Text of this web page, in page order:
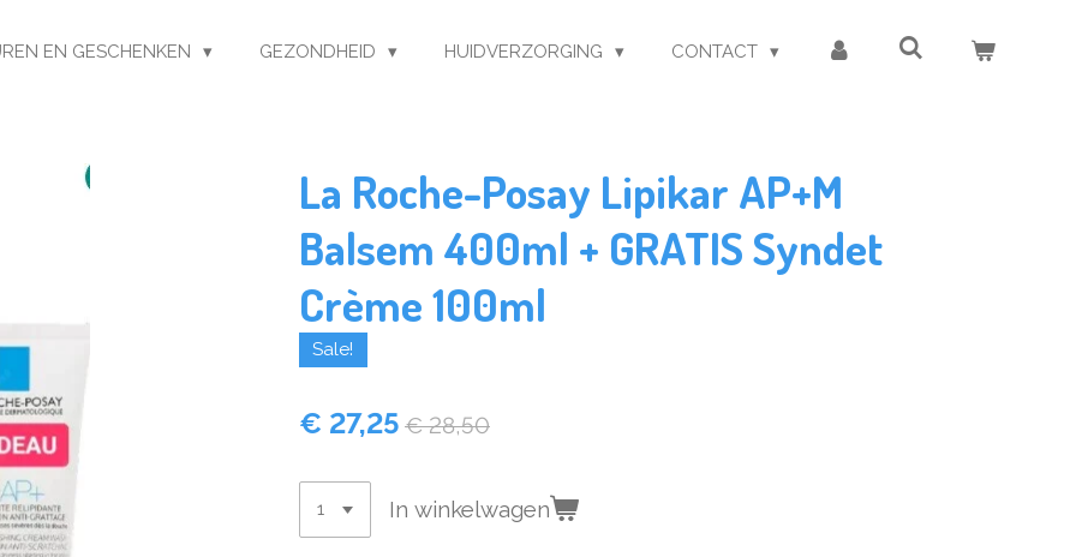
EN GESCHENKEN GEZONDHEID HUIDVERZORGING CONTACT
La Roche-Posay Lipikar AP+M
Balsem 400ml + GRATIS Syndet
Crème 100ml
Sale!
€ 27,25 € 28,50
In winkelwagen